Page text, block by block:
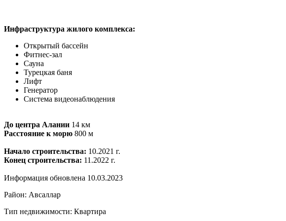
Инфраструктура жилого комплекса:
Открытый бассейн
Фитнес-зал
Сауна
Турецкая баня
Лифт
Генератор
Система видеонаблюдения
До центра Алании 14 км
Расстояние к морю 800 м
Начало строительства: 10.2021 г.
Конец строительства: 11.2022 г.
Информация обновлена 10.03.2023
Район: Авсаллар
Тип недвижимости: Квартира